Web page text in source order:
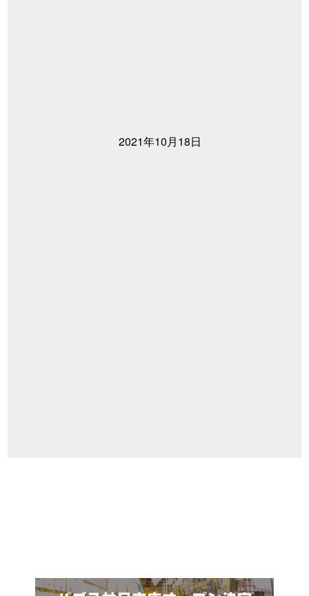
2021年10月18日